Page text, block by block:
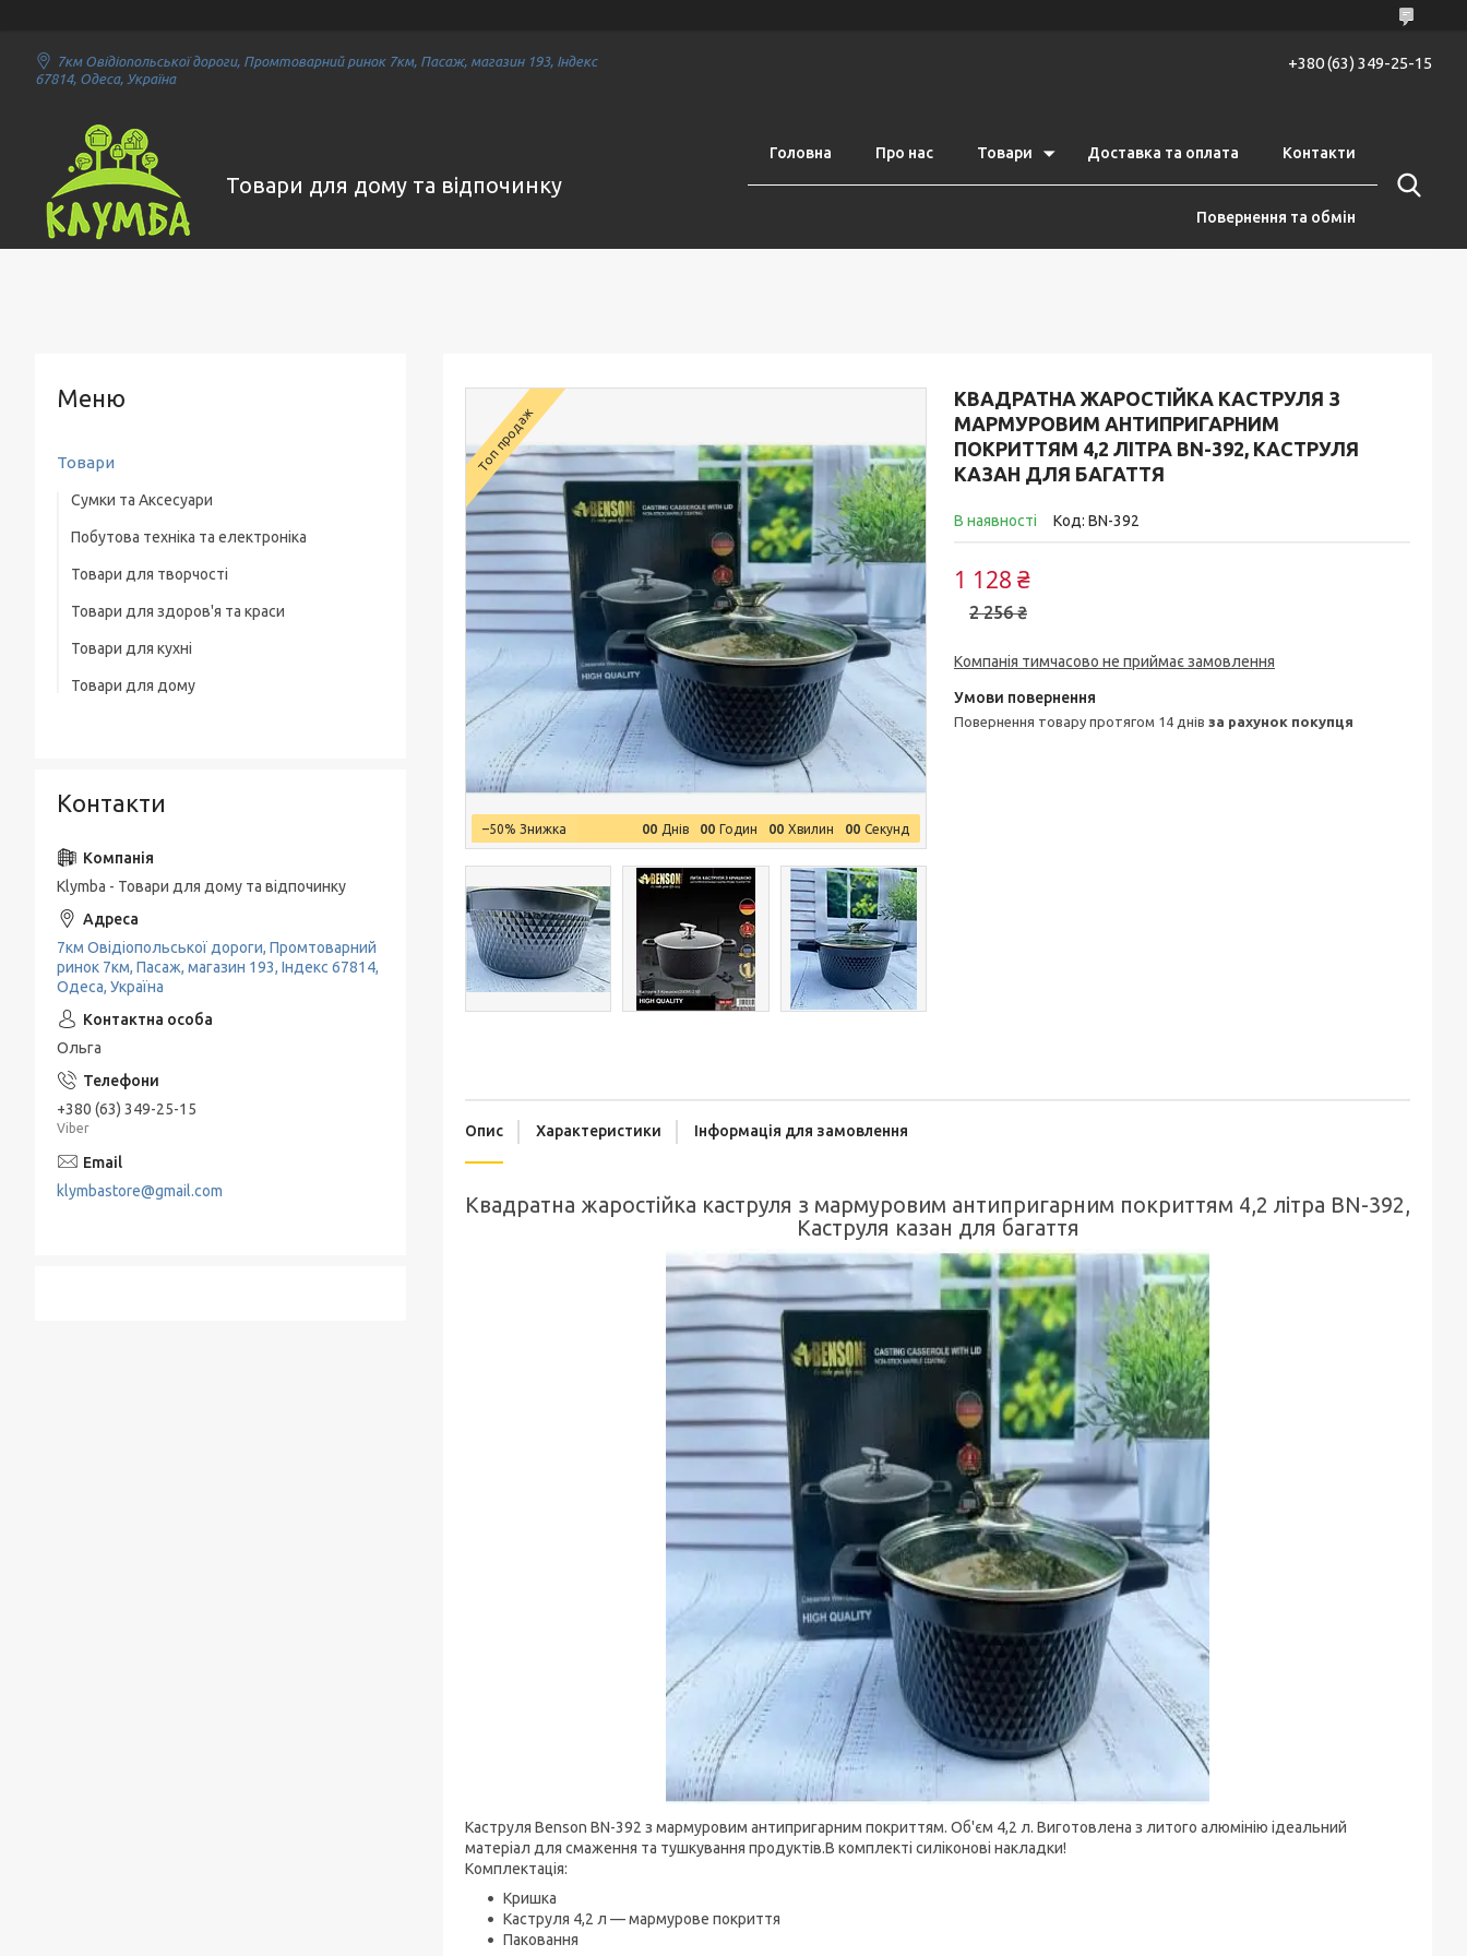
7км Овідіопольської дороги, Промтоварний ринок 7км, Пасаж, магазин 193, Індекс
67814, Одеса, Україна
+380 (63) 349-25-15
Товари для дому та відпочинку
Головна Про нас Товари Доставка та оплата Контакти
Повернення та обмін
КВАДРАТНА ЖАРОСТІЙКА КАСТРУЛЯ З
МАРМУРОВИМ АНТИПРИГАРНИМ
ПОКРИТТЯМ 4,2 ЛІТРА BN-392, КАСТРУЛЯ
КАЗАН ДЛЯ БАГАТТЯ
В наявності Код: BN-392
2 256 ₴
1 128 ₴
Компанія тимчасово не приймає замовлення
повернення товару протягом 14 днів за рахунок покупця
Топ продаж
–50% 00 Днів 00 Годин 00 Хвилин 00 Секунд
Опис Характеристики Інформація для замовлення
Квадратна жаростійка каструля з мармуровим антипригарним покриттям 4,2 літра BN-392,
Каструля казан для багаття
Каструля Benson BN-392 з мармуровим антипригарним покриттям. Об'єм 4,2 л. Виготовлена з литого алюмінію ідеальний
матеріал для смаження та тушкування продуктів.В комплекті силіконові накладки!
Комплектація:
Кришка
Каструля 4,2 л — мармурове покриття
Паковання
Товари
Сумки та Аксесуари
Сумки на колесах
Рюкзаки
Термосумка
Сумка для ноутбука
Чоловічі сумки
Побутова техніка та електроніка
Ваги
Освітлення
Обігрівачі
Блендери
Кавоварки
Кавомолки
Соковитискачі
Тостери
Міксери
Льодогенератор
Електрогриль
Товари для творчості
Товари для здоров'я та краси
Тример
Фени
Товари для кухні
Набори кухонних ножів
Пательні
Чайники, Заварники
Кухонне приладдя
Кава-брейк
Подрібнювачі та Терки
Термоси
Барбекю и гриль
Хлебница
Товари для дому
Контакти
Klymba - Товари для дому та відпочинку
7км Овідіопольської дороги, Промтоварний
ринок 7км, Пасаж, магазин 193, Індекс 67814,
Одеса, Україна
Ольга
+380 (63) 349-25-15
Viber
klymbastore@gmail.com